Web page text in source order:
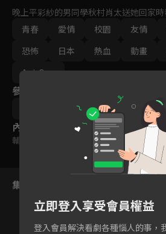
晚上平彩紗的男同學秋村肖太送她回家
半吸血鬼的混血種刑警安齋結貴。安齋
吸血鬼殺人事件的真兇，救了平彩紗。
角滲血，忍不住想撲上前舔她的血和親
青春
愛情 校園 友情
恐怖
日本 熱血 動畫
Ani-One
參與演員
內容標籤
輔導十二歲級
集數列表
立即登入享受會員權益
登入會員解決看劇各種惱人的事，